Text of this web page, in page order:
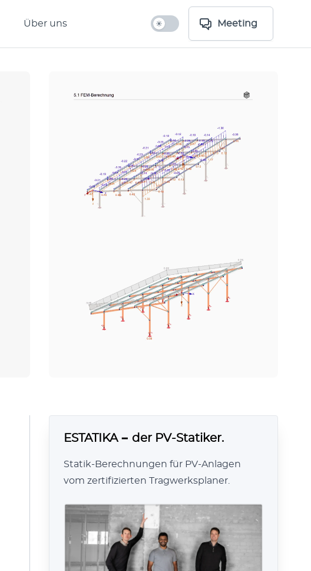
Über uns Meeting
ESTATIKA − der PV-Statiker.
Statik-Berechnungen für PV-Anlagen
vom zertifizierten Tragwerksplaner.